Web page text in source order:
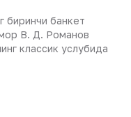
биринчи банкет
В. Д. Романов
классик услубида